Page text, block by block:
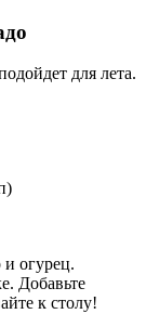
для лета.
огурец.
Добавьте
к столу!